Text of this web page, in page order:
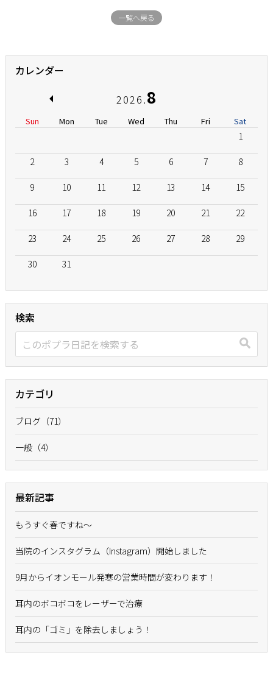
一覧へ戻る
カレンダー
2026.8
Sun Mon Tue Wed Thu Fri Sat
1
2 3 4 5 6 7 8
9 10 11 12 13 14 15
16 17 18 19 20 21 22
23 24 25 26 27 28 29
30 31
検索
カテゴリ
ブログ（71）
一般（4）
最新記事
もうすぐ春ですね〜
当院のインスタグラム（Instagram）開始しました
9月からイオンモール発寒の営業時間が変わります！
耳内のボコボコをレーザーで治療
耳内の「ゴミ」を除去しましょう！